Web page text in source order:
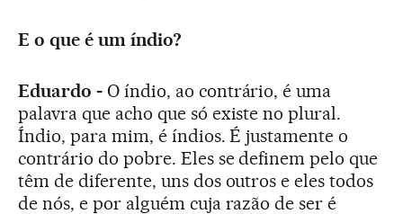
E o que é um índio?
Eduardo -O índio, ao contrário, é uma
palavra que acho que só existe no plural.
Índio, para mim, é índios. É justamente o
contrário do pobre. Eles se definem pelo que
têm de diferente, uns dos outros e eles todos
de nós, e por alguém cuja razão de ser é